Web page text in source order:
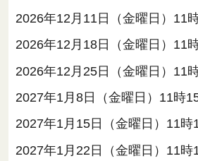
2026年12月11日（金曜日）11
2026年12月18日（金曜日）11
2026年12月25日（金曜日）11
2027年1月8日（金曜日）11時
2027年1月15日（金曜日）11時
2027年1月22日（金曜日）11時